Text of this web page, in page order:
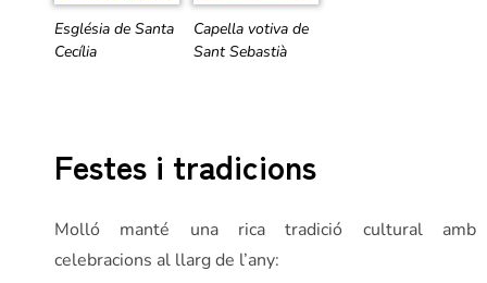
Església de Santa
Cecília
Capella votiva de
Sant Sebastià
Festes i tradicions
Molló manté una rica tradició cultural amb
celebracions al llarg de l’any: